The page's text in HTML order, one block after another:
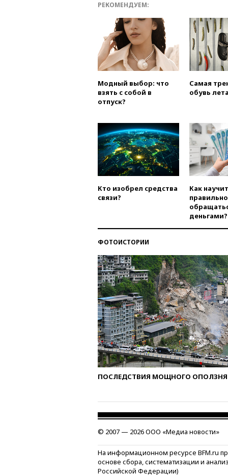
РЕКОМЕНДУЕМ:
Модный выбор: что
взять с собой в
отпуск?
Самая
обувь
Кто изобрел средства
связи?
Как
правильно
деньгами?
ФОТОИСТОРИИ
ПОСЛЕДСТВИЯ МОЩНОГО ОПОЛЗНЯ
© 2007 — 2026 ООО «Медиа новости»
На информационном ресурсе BFM.ru
основе сбора, систематизации и
Российской Федерации)